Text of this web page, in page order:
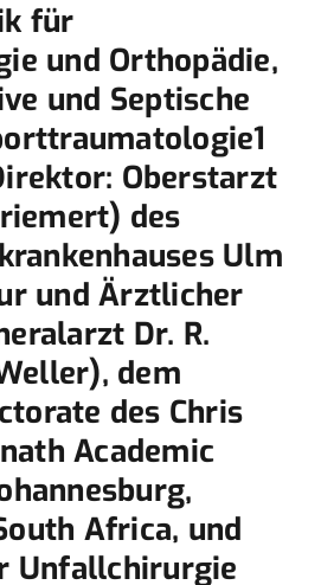
für
und Orthopädie,
und Septische
Oberstarzt
des
Ulm
und Ärztlicher
Dr. R.
dem
des Chris
Academic
Africa, und
Unfallchirurgie